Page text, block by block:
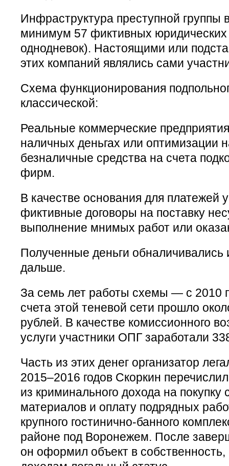
Инфраструктура преступной группы
минимум 57 фиктивных
однодневок). Настоящими или
этих компаний являлись сами
Схема функционирования
классической:
Реальные коммерческие
наличных деньгах или оптимизации
безналичные средства на счета
фирм.
В качестве основания для платежей
фиктивные договоры на поставку
выполнение мнимых работ или
Полученные деньги обналичивались
дальше.
За семь лет работы схемы — с 2010
счета этой теневой сети прошло
рублей. В качестве комиссионного
услуги участники ОПГ заработали
Часть из этих денег организатор
2015–2016 годов Скоркин
из криминального дохода на покупку
материалов и оплату подрядных
крупного гостинично-банного
районе под Воронежем. После
он оформил объект в